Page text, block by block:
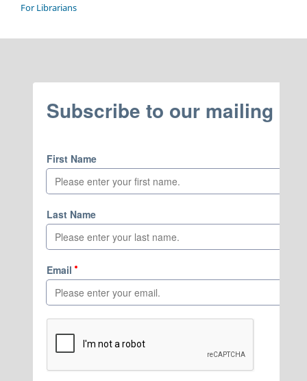
For Librarians